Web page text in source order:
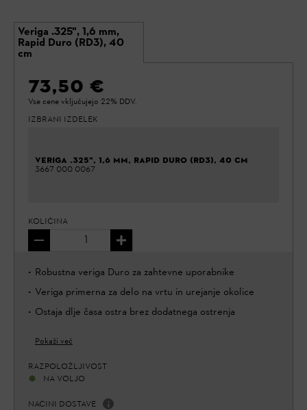
Veriga .325", 1,6 mm,
Rapid Duro (RD3), 40
cm
73,50 €
Vse cene vključujejo 22% DDV.
IZBRANI IZDELEK
VERIGA .325", 1,6 MM, RAPID DURO (RD3), 40 CM
3667 000 0067
KOLIČINA
Robustna veriga Duro za zahtevne uporabnike
Veriga primerna za delo na vrtu in urejanje okolice
Ostaja dlje časa ostra brez dodatnega ostrenja
Pokaži več
RAZPOLOŽLJIVOST
NA VOLJO
NAČINI DOSTAVE